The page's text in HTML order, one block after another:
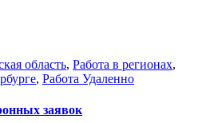
область, Работа в регионах,
, Работа Удаленно
заявок